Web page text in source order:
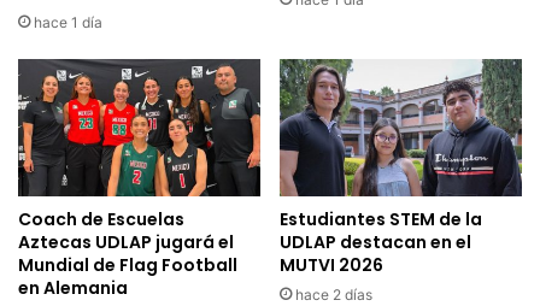
hace 1 día
Coach de Escuelas
Aztecas UDLAP jugará el
Mundial de Flag Football
en Alemania
Estudiantes STEM de la
UDLAP destacan en el
MUTVI 2026
hace 2 días